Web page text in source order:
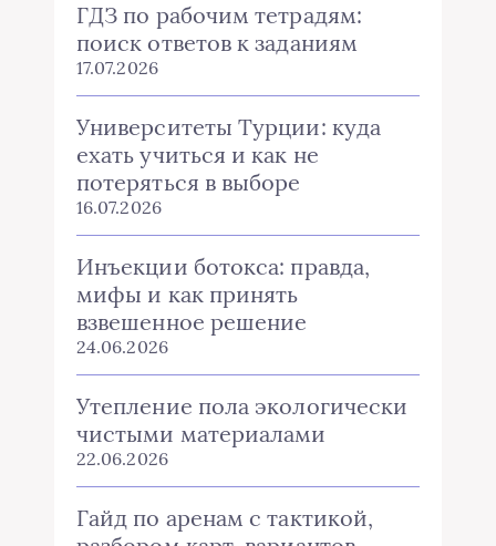
ГДЗ по рабочим тетрадям:
поиск ответов к заданиям
17.07.2026
Университеты Турции: куда
ехать учиться и как не
потеряться в выборе
16.07.2026
Инъекции ботокса: правда,
мифы и как принять
взвешенное решение
24.06.2026
Утепление пола экологически
чистыми материалами
22.06.2026
Гайд по аренам с тактикой,